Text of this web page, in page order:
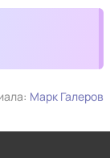
Марк Галеров